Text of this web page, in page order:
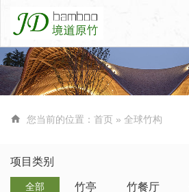
 您当前的位置： 首页 » 全球竹构
项目类别
全部 竹亭 竹餐厅